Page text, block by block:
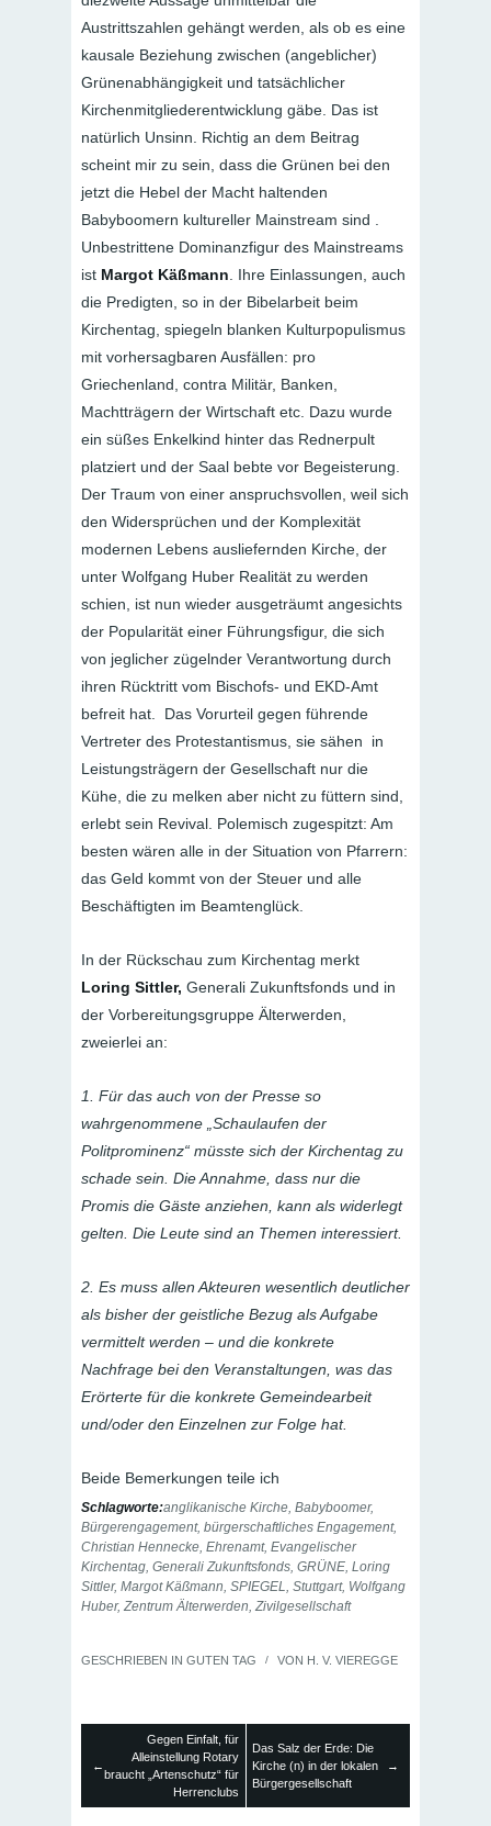
Austrittszahlen gehängt werden, als ob es eine
kausale Beziehung zwischen (angeblicher)
Grünenabhängigkeit und tatsächlicher
Kirchenmitgliederentwicklung gäbe. Das ist
natürlich Unsinn. Richtig an dem Beitrag
scheint mir zu sein, dass die Grünen bei den
jetzt die Hebel der Macht haltenden
Babyboomern kultureller Mainstream sind .
Unbestrittene Dominanzfigur des Mainstreams
ist Margot Käßmann. Ihre Einlassungen, auch
die Predigten, so in der Bibelarbeit beim
Kirchentag, spiegeln blanken Kulturpopulismus
mit vorhersagbaren Ausfällen: pro
Griechenland, contra Militär, Banken,
Machtträgern der Wirtschaft etc. Dazu wurde
ein süßes Enkelkind hinter das Rednerpult
platziert und der Saal bebte vor Begeisterung.
Der Traum von einer anspruchsvollen, weil sich
den Widersprüchen und der Komplexität
modernen Lebens ausliefernden Kirche, der
unter Wolfgang Huber Realität zu werden
schien, ist nun wieder ausgeträumt angesichts
der Popularität einer Führungsfigur, die sich
von jeglicher zügelnder Verantwortung durch
ihren Rücktritt vom Bischofs- und EKD-Amt
befreit hat. Das Vorurteil gegen führende
Vertreter des Protestantismus, sie sähen in
Leistungsträgern der Gesellschaft nur die
Kühe, die zu melken aber nicht zu füttern sind,
erlebt sein Revival. Polemisch zugespitzt: Am
besten wären alle in der Situation von Pfarrern:
das Geld kommt von der Steuer und alle
Beschäftigten im Beamtenglück.
In der Rückschau zum Kirchentag merkt
Loring Sittler, Generali Zukunftsfonds und in
der Vorbereitungsgruppe Älterwerden,
zweierlei an:
1. Für das auch von der Presse so
wahrgenommene „Schaulaufen der
Politprominenz“ müsste sich der Kirchentag zu
schade sein. Die Annahme, dass nur die
Promis die Gäste anziehen, kann als widerlegt
gelten. Die Leute sind an Themen interessiert.
2. Es muss allen Akteuren wesentlich deutlicher
als bisher der geistliche Bezug als Aufgabe
vermittelt werden – und die konkrete
Nachfrage bei den Veranstaltungen, was das
Erörterte für die konkrete Gemeindearbeit
und/oder den Einzelnen zur Folge hat.
Beide Bemerkungen teile ich
Schlagworte:anglikanische Kirche, Babyboomer,
Bürgerengagement, bürgerschaftliches Engagement,
Christian Hennecke, Ehrenamt, Evangelischer
Kirchentag, Generali Zukunftsfonds, GRÜNE, Loring
Sittler, Margot Käßmann, SPIEGEL, Stuttgart, Wolfgang
Huber, Zentrum Älterwerden, Zivilgesellschaft
GESCHRIEBEN IN GUTEN TAG / VON H. V. VIEREGGE
←
Gegen Einfalt, für
Alleinstellung Rotary
braucht „Artenschutz“ für
Herrenclubs
Das Salz der Erde: Die
Kirche (n) in der lokalen
Bürgergesellschaft
→